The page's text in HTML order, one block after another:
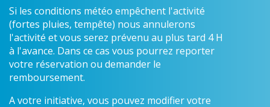
Si les conditions météo empêchent l'activité
(fortes pluies, tempête) nous annulerons
l'activité et vous serez prévenu au plus tard 4 H
à l'avance. Dans ce cas vous pourrez reporter
votre réservation ou demander le
remboursement.
A votre initiative, vous pouvez modifier votre